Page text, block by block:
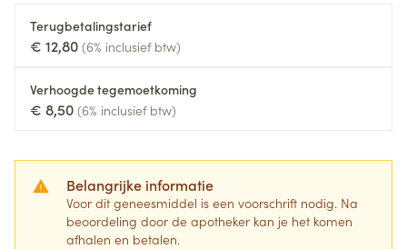
Terugbetalingstarief
€ 12,80 (6% inclusief btw)
Verhoogde tegemoetkoming
€ 8,50 (6% inclusief btw)
Belangrijke informatie
Voor dit geneesmiddel is een voorschrift nodig. Na
beoordeling door de apotheker kan je het komen
afhalen en betalen.